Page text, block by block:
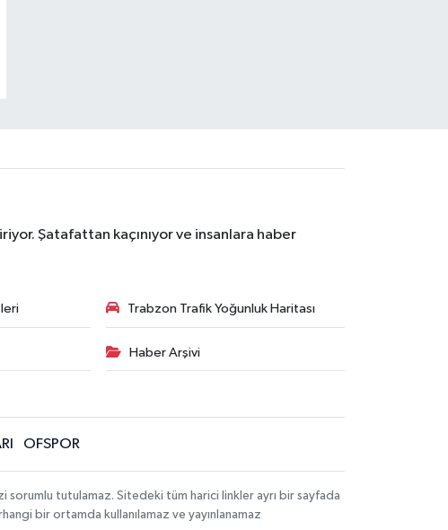
Şatafattan kaçınıyor ve insanlara haber
Trabzon Trafik Yoğunluk Haritası
Haber Arşivi
OFSPOR
sorumlu tutulamaz. Sitedeki tüm harici linkler ayrı bir sayfada
bir ortamda kullanılamaz ve yayınlanamaz